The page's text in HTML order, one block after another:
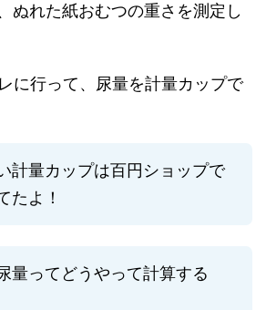
ぬれた紙おむつの重さを測定し
に行って、尿量を計量カップで
計量カップは百円ショップで
たよ！
量ってどうやって計算する